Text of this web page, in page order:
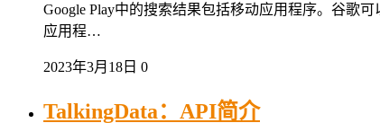
Google Play中的搜索结果包括移动应用程序。谷歌
应用程…
2023年3月18日 0
TalkingData：API简介